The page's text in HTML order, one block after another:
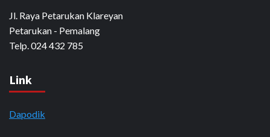
Jl. Raya Petarukan Klareyan
Petarukan - Pemalang
Telp. 024 432 785
Link
Dapodik